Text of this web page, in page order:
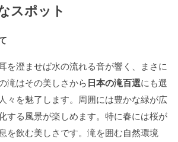
スポット
を澄ませば水の流れる音が響く、まさに
滝はその美しさから日本の滝百選にも選
々を魅了します。周囲には豊かな緑が広
する風景が楽しめます。特に春には桜が
を飲む美しさです。滝を囲む自然環境